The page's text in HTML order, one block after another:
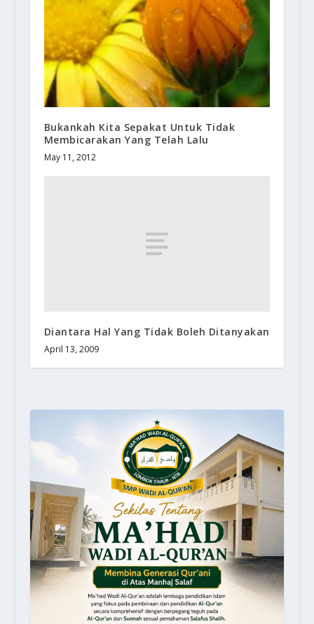
Bukankah Kita Sepakat Untuk Tidak
Membicarakan Yang Telah Lalu
May 11, 2012
Diantara Hal Yang Tidak Boleh Ditanyakan
April 13, 2009